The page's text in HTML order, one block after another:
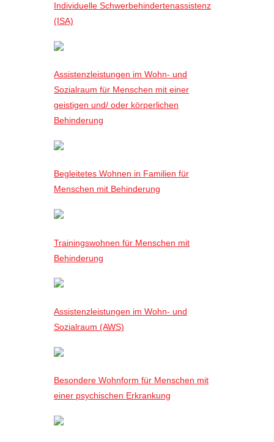
Individuelle Schwerbehindertenassistenz
(ISA)
Assistenzleistungen im Wohn- und
Sozialraum für Menschen mit einer
geistigen und/ oder körperlichen
Behinderung
Begleitetes Wohnen in Familien für
Menschen mit Behinderung
Trainingswohnen für Menschen mit
Behinderung
Assistenzleistungen im Wohn- und
Sozialraum (AWS)
Besondere Wohnform für Menschen mit
einer psychischen Erkrankung